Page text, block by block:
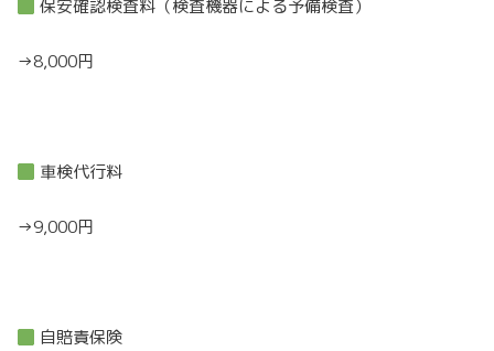
保安確認検査料（検査機器による予備検査）
→8,000円
車検代行料
→9,000円
自賠責保険